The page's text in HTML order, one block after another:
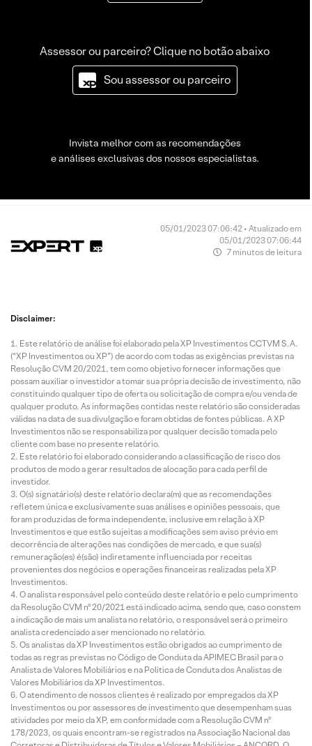
Assessor ou parceiro? Clique no botão abaixo
Sou assessor ou parceiro
Invista melhor com as recomendações
e análises exclusivas dos nossos especialistas.
05/01/2023 07:06:42 • Atualizado em
05/01/2023 07:06:44
7 minutos de leitura
Disclaimer:
Este relatório de análise foi elaborado pela XP Investimentos CCTVM S.A.
(“XP Investimentos ou XP”) de acordo com todas as exigências previstas na
Resolução CVM 20/2021, tem como objetivo fornecer informações que
possam auxiliar o investidor a tomar sua própria decisão de investimento, não
constituindo qualquer tipo de oferta ou solicitação de compra e/ou venda de
qualquer produto. As informações contidas neste relatório são consideradas
válidas na data de sua divulgação e foram obtidas de fontes públicas. A XP
Investimentos não se responsabiliza por qualquer decisão tomada pelo
cliente com base no presente relatório.
Este relatório foi elaborado considerando a classificação de risco dos
produtos de modo a gerar resultados de alocação para cada perfil de
investidor.
O(s) signatário(s) deste relatório declara(m) que as recomendações
refletem única e exclusivamente suas análises e opiniões pessoais, que
foram produzidas de forma independente, inclusive em relação à XP
Investimentos e que estão sujeitas a modificações sem aviso prévio em
decorrência de alterações nas condições de mercado, e que sua(s)
remuneração(es) é(são) indiretamente influenciada por receitas
provenientes dos negócios e operações financeiras realizadas pela XP
Investimentos.
O analista responsável pelo conteúdo deste relatório e pelo cumprimento
da Resolução CVM nº 20/2021 está indicado acima, sendo que, caso constem
a indicação de mais um analista no relatório, o responsável será o primeiro
analista credenciado a ser mencionado no relatório.
Os analistas da XP Investimentos estão obrigados ao cumprimento de
todas as regras previstas no Código de Conduta da APIMEC Brasil para o
Analista de Valores Mobiliários e na Política de Conduta dos Analistas de
Valores Mobiliários da XP Investimentos.
O atendimento de nossos clientes é realizado por empregados da XP
Investimentos ou por assessores de investimento que desempenham suas
atividades por meio da XP, em conformidade com a Resolução CVM nº
178/2023, os quais encontram-se registrados na Associação Nacional das